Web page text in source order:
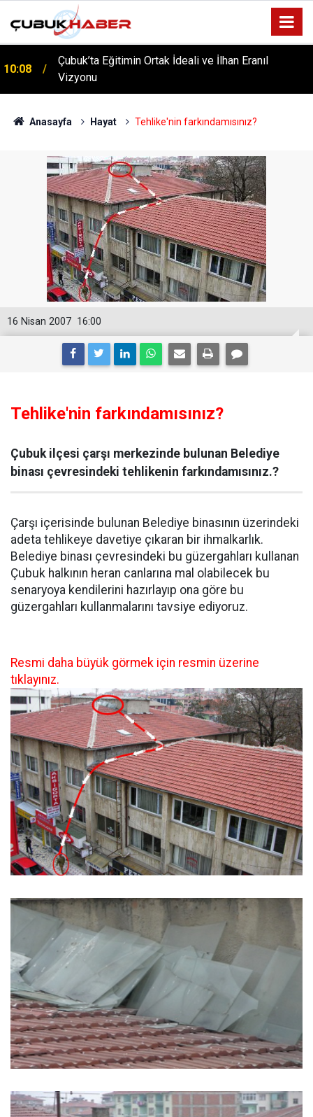
10:08
Çubuk’ta Eğitimin Ortak İdeali ve İlhan Eranıl
Vizyonu
12:06
ÇUBUK’TA ‘YAZA MERHABA’ COŞKUSU: Kursiyerler
Gönüllerince Eğlendi!
Anasayfa Hayat Tehlike'nin farkındamısınız?
16:00
16 Nisan 2007
Tehlike'nin farkındamısınız?
Çubuk ilçesi çarşı merkezinde bulunan Belediye
binası çevresindeki tehlikenin farkındamısınız.?
Çarşı içerisinde bulunan Belediye binasının üzerindeki
adeta tehlikeye davetiye çıkaran bir ihmalkarlık.
Belediye binası çevresindeki bu güzergahları kullanan
Çubuk halkının heran canlarına mal olabilecek bu
senaryoya kendilerini hazırlayıp ona göre bu
güzergahları kullanmalarını tavsiye ediyoruz.
Resmi daha büyük görmek için resmin üzerine
tıklayınız.